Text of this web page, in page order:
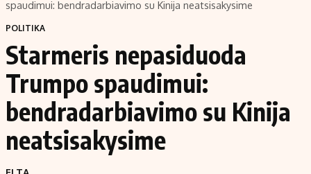
Naujienos
Aplinka
Energetika
Ekonomika
Politika
Laisvalaikis
spaudimui: bendradarbiavimo su Kinija neatsisakysime
POLITIKA
Starmeris nepasiduoda
Trumpo spaudimui:
bendradarbiavimo su Kinija
neatsisakysime